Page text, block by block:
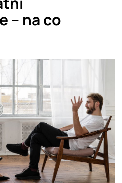
– na co